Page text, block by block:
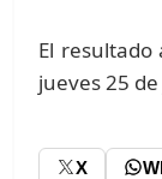
El resultado
jueves 25
X